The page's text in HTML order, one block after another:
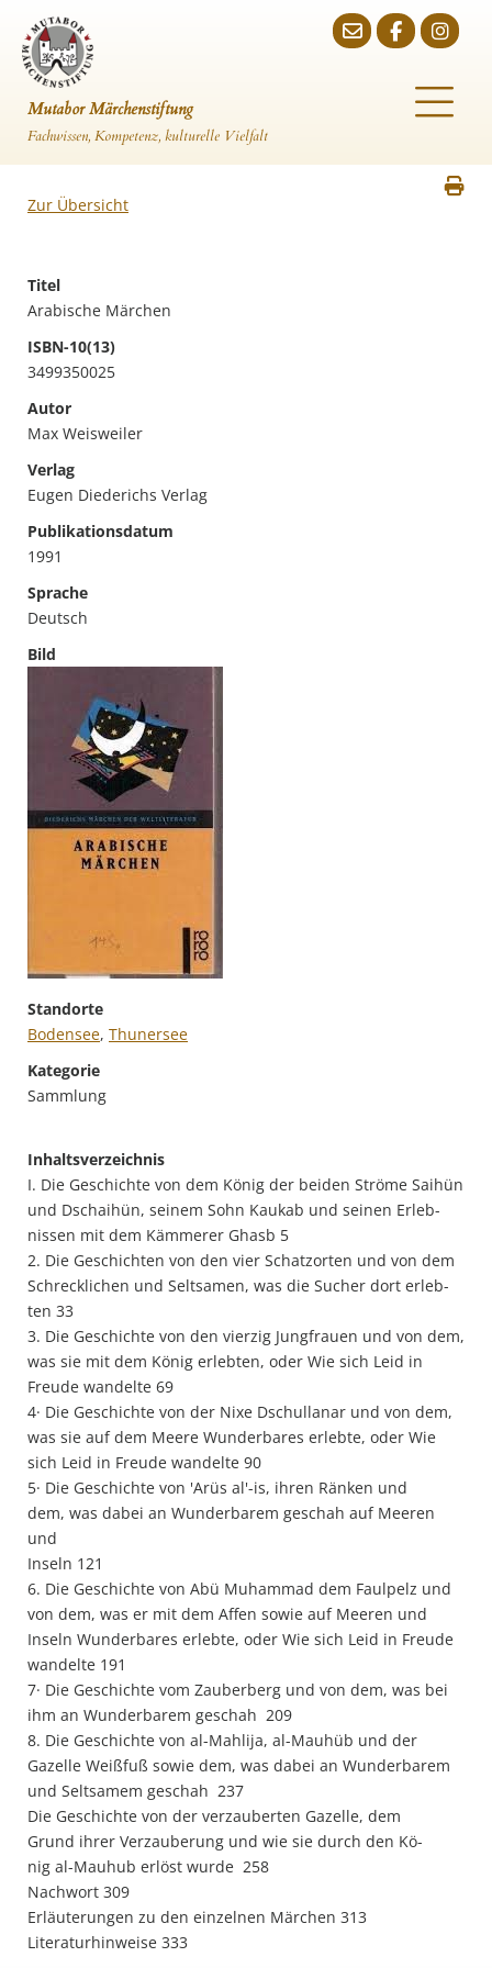
Mutabor Märchenstiftung
Fachwissen, Kompetenz, kulturelle Vielfalt
Zur Übersicht
Titel
Arabische Märchen
ISBN-10(13)
3499350025
Autor
Max Weisweiler
Verlag
Eugen Diederichs Verlag
Publikationsdatum
1991
Sprache
Deutsch
Bild
Standorte
Bodensee, Thunersee
Kategorie
Sammlung
Inhaltsverzeichnis
I. Die Geschichte von dem König der beiden Ströme Saihün
und Dschaihün, seinem Sohn Kaukab und seinen Erleb-
nissen mit dem Kämmerer Ghasb 5
2. Die Geschichten von den vier Schatzorten und von dem
Schrecklichen und Seltsamen, was die Sucher dort erleb-
ten 33
3. Die Geschichte von den vierzig Jungfrauen und von dem,
was sie mit dem König erlebten, oder Wie sich Leid in
Freude wandelte 69
4· Die Geschichte von der Nixe Dschullanar und von dem,
was sie auf dem Meere Wunderbares erlebte, oder Wie
sich Leid in Freude wandelte 90
5· Die Geschichte von 'Arüs al'-is, ihren Ränken und
dem, was dabei an Wunderbarem geschah auf Meeren
und
Inseln 121
6. Die Geschichte von Abü Muhammad dem Faulpelz und
von dem, was er mit dem Affen sowie auf Meeren und
Inseln Wunderbares erlebte, oder Wie sich Leid in Freude
wandelte 191
7· Die Geschichte vom Zauberberg und von dem, was bei
ihm an Wunderbarem geschah 209
8. Die Geschichte von al-Mahlija, al-Mauhüb und der
Gazelle Weißfuß sowie dem, was dabei an Wunderbarem
und Seltsamem geschah 237
Die Geschichte von der verzauberten Gazelle, dem
Grund ihrer Verzauberung und wie sie durch den Kö-
nig al-Mauhub erlöst wurde 258
Nachwort 309
Erläuterungen zu den einzelnen Märchen 313
Literaturhinweise 333